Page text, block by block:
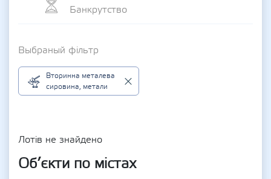
Банкрутство
Выбраный фільтр
Вторинна металева
сировина, метали
Лотів не знайдено
Об’єкти по містах